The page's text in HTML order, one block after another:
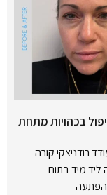
בכהויות מתחת
רודניצקי קורה
מיד בתום
הפתעה –